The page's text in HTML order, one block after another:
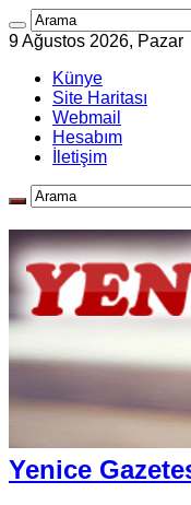
9 Ağustos 2026, Pazar
Künye
Site Haritası
Webmail
Hesabım
İletişim
Yenice